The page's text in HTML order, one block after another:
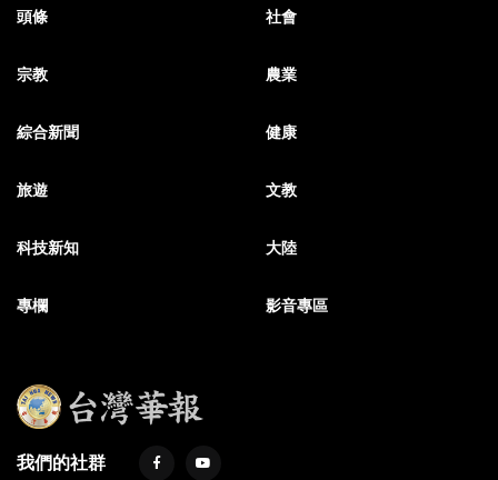
頭條 社會
宗教 農業
綜合新聞 健康
旅遊 文教
科技新知 大陸
專欄 影音專區
我們的社群